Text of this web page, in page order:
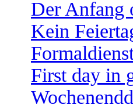
Der Anfang
Kein
First day in